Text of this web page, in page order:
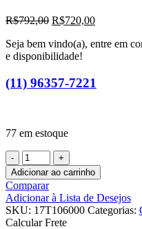
R$792,00 O
original
era:
R$720,00O
atual
Seja bem vindo(a), entre em
e disponibilidade!
(11) 96357-7221
77 em estoque
CORREIA
SINCRONIZADA
17
T10
6000
quantidade
Adicionar ao carrinho
Comparar
Adicionar à Lista de Desejos
SKU: 17T106000 Categorias:
Calcular Frete